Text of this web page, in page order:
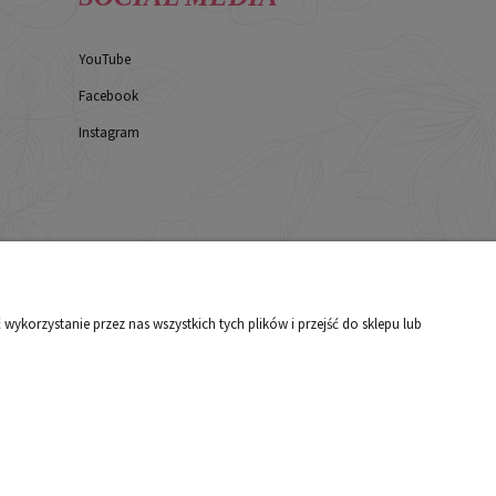
YouTube
Facebook
Instagram
przez nas wszystkich tych plików i przejść do sklepu lub